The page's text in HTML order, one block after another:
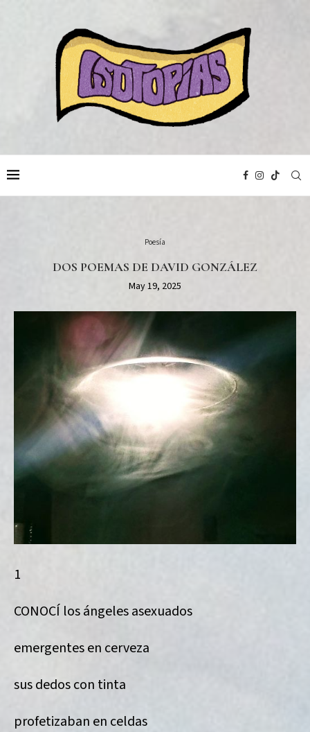
Poesía
DOS POEMAS DE DAVID GONZÁLEZ
May 19, 2025
1
CONOCÍ los ángeles asexuados
emergentes en cerveza
sus dedos con tinta
profetizaban en celdas